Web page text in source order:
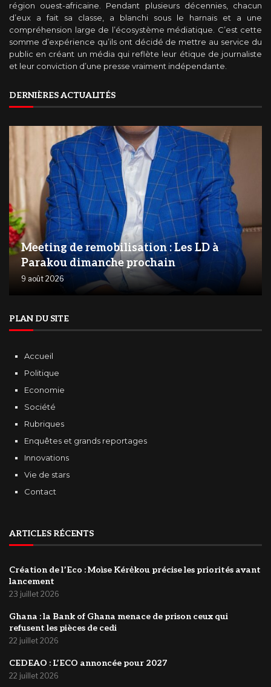
région ouest-africaine. Pendant plusieurs décennies, chacun
d’eux a fait sa classe, a blanchi sous le harnais et a une
compréhension large de l’écosystème médiatique. C’est cette
somme d’expérience qu’ils ont décidé de mettre au service du
public en créant un média qui reflète leur étique de journaliste
et leur conviction d’une presse vraiment indépendante.
DERNIÈRES ACTUALITÉS
Meeting de remobilisation : Les LD à
Parakou dimanche prochain
9 août 2026
PLAN DU SITE
Accueil
Politique
Economie
Société
Rubriques
Enquêtes et grands reportages
Innovations
Vie de stars
Contact
ARTICLES RÉCENTS
Création de l’Eco : Moìse Kérėkou précise les priorités avant
lancement
23 juillet 2026
‎Ghana : la Bank of Ghana menace de prison ceux qui
refusent les pièces de cedi
22 juillet 2026
‎CEDEAO : L’ECO annoncée pour 2027
22 juillet 2026